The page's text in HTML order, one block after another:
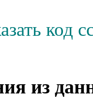
код
из